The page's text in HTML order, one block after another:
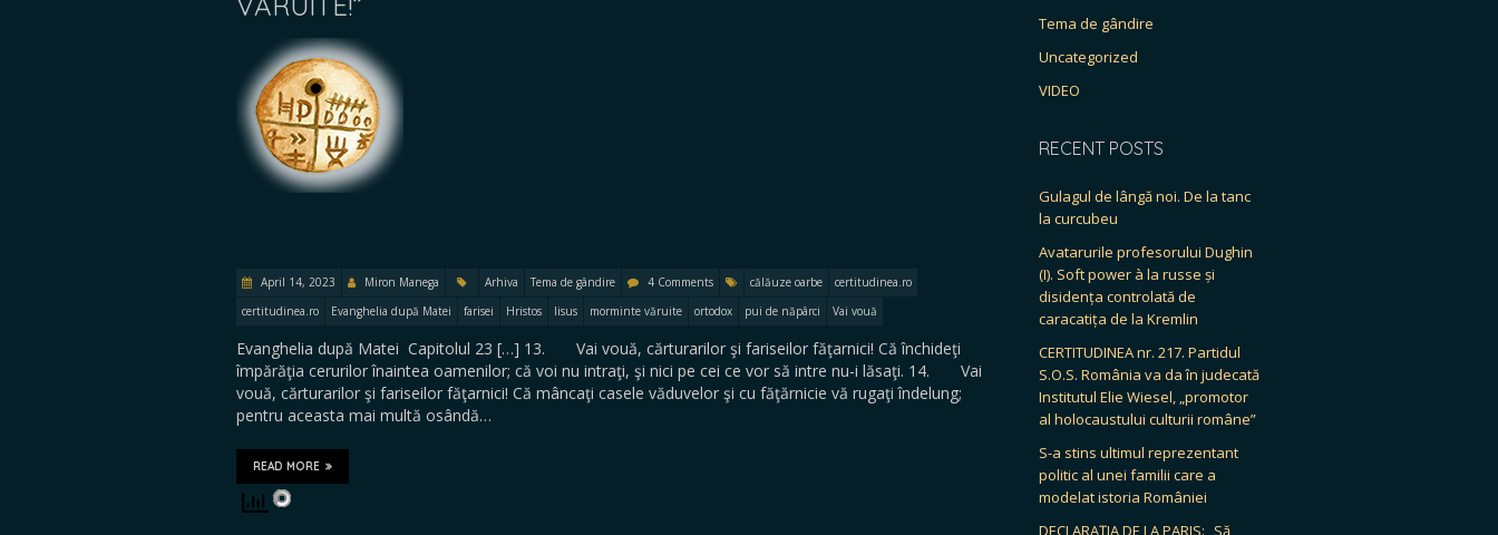
April 14, 2023 Miron Manega Arhiva Tema de gândire 4 Comments călăuze oarbe
certitudinea.ro
certitudinea.ro
Evanghelia după Matei farisei Hristos Iisus morminte văruite ortodox pui de năpârci Vai vouă
Evanghelia după Matei Capitolul 23 […] 13. Vai vouă, cărturarilor şi fariseilor făţarnici! Că închideţi
împărăţia cerurilor înaintea oamenilor; că voi nu intraţi, şi nici pe cei ce vor să intre nu-i lăsaţi. 14. Vai
vouă, cărturarilor şi fariseilor făţarnici! Că mâncaţi casele văduvelor şi cu făţărnicie vă rugaţi îndelung;
pentru aceasta mai multă osândă…
READ MORE
Tema de gândire
Uncategorized
VIDEO
RECENT POSTS
Gulagul de lângă noi. De la tanc
la curcubeu
Avatarurile profesorului Dughin
(I). Soft power à la russe și
disidența controlată de
caracatița de la Kremlin
CERTITUDINEA nr. 217. Partidul
S.O.S. România va da în judecată
Institutul Elie Wiesel, „promotor
al holocaustului culturii române”
S-a stins ultimul reprezentant
politic al unei familii care a
modelat istoria României
DECLARAȚIA DE LA PARIS: „Să